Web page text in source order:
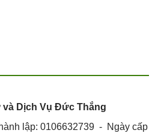
Dịch Vụ Đức Thắng
lập: 0106632739 - Ngày cấp